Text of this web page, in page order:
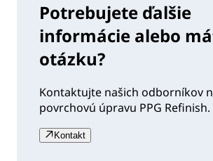
Potrebujete ďalšie
informácie alebo
otázku?
Kontaktujte našich odborníkov
povrchovú úpravu PPG Refinish.
Kontakt